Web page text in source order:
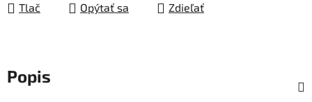
Tlač Opýtať sa Zdieľať
Popis